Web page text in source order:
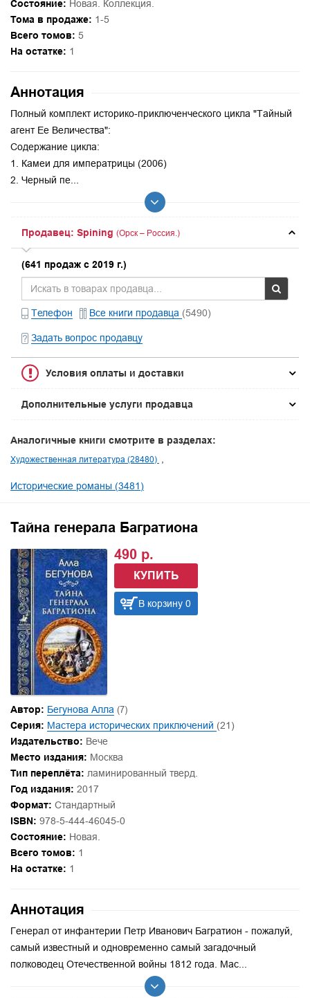
Состояние: Новая. Коллекция.
Тома в продаже: 1-5
Всего томов: 5
На остатке: 1
Аннотация
Полный комплект историко-приключенческого цикла "Тайный
агент Ее Величества":
Содержание цикла:
1. Камеи для императрицы (2006)
2. Черный пе...
Продавец: Spining (Орск – Россия.)
(641 продаж с 2019 г.)
Телефон Все книги продавца (5490)
Задать вопрос продавцу
Условия оплаты и доставки
Дополнительные услуги продавца
Аналогичные книги смотрите в разделах:
Художественная литература (28480)
Исторические романы (3481)
Тайна генерала Багратиона
490 р.
КУПИТЬ
В корзину 0
Автор: Бегунова Алла (7)
Серия: Мастера исторических приключений (21)
Издательство: Вече
Место издания: Москва
Тип переплёта: ламинированный тверд.
Год издания: 2017
Формат: Стандартный
ISBN: 978-5-444-46045-0
Состояние: Новая.
Всего томов: 1
На остатке: 1
Аннотация
Генерал от инфантерии Петр Иванович Багратион - пожалуй,
самый известный и одновременно самый загадочный
полководец Отечественной войны 1812 года. Мас...